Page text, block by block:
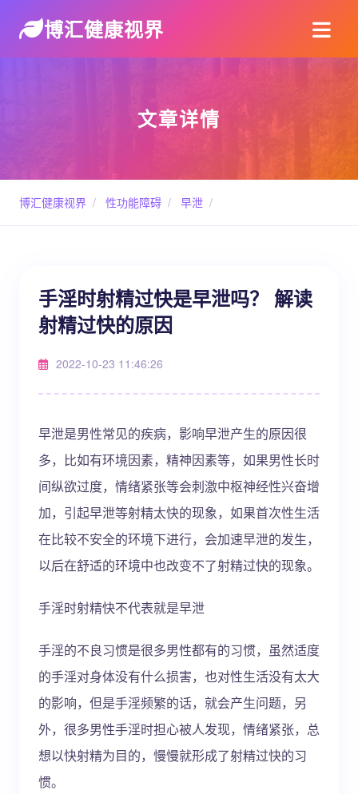
博汇健康视界
文章详情
博汇健康视界 / 性功能障碍 / 早泄 /
手淫时射精过快是早泄吗？ 解读
射精过快的原因
2022-10-23 11:46:26
早泄是男性常见的疾病，影响早泄产生的原因很
多，比如有环境因素，精神因素等，如果男性长时
间纵欲过度，情绪紧张等会刺激中枢神经性兴奋增
加，引起早泄等射精太快的现象，如果首次性生活
在比较不安全的环境下进行，会加速早泄的发生，
以后在舒适的环境中也改变不了射精过快的现象。
手淫时射精快不代表就是早泄
手淫的不良习惯是很多男性都有的习惯，虽然适度
的手淫对身体没有什么损害，也对性生活没有太大
的影响，但是手淫频繁的话，就会产生问题，另
外，很多男性手淫时担心被人发现，情绪紧张，总
想以快射精为目的，慢慢就形成了射精过快的习
惯。